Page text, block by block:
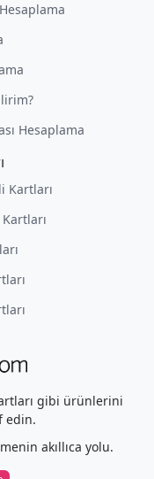
Hesaplama
Kartları
gibi ürünlerini
edin.
akıllıca yolu.